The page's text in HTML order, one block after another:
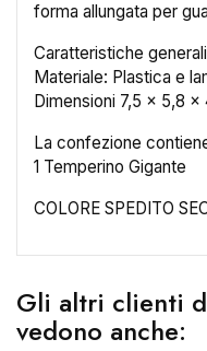
forma allungata per
Caratteristiche
Materiale: Plastica e
Dimensioni 7,5 x 5,8 x
La confezione
1 Temperino Gigante
COLORE SPEDITO
Gli altri clienti
vedono anche:
Crea lista dei
Nome lista dei